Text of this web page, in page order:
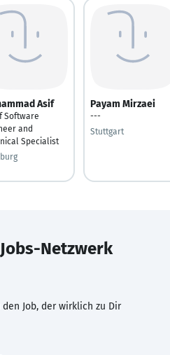
Asif
Software
and
Specialist
Payam Mirzaei
---
Stuttgart
Netzwerk
Job, der wirklich zu Dir